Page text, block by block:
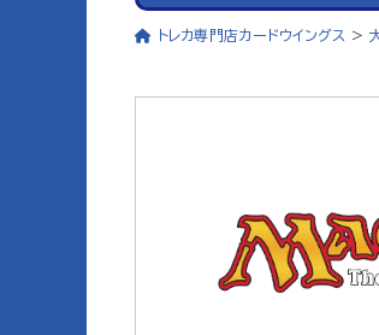
トレカ専門店カードウイングス >